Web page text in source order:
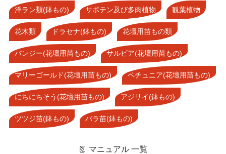
洋ラン類(鉢もの) サボテン及び多肉植物 観葉植物
花木類 ドラセナ(鉢もの) 花壇用苗もの類
パンジー(花壇用苗もの) サルビア(花壇用苗もの)
マリーゴールド(花壇用苗もの) ペチュニア(花壇用苗もの)
にちにちそう(花壇用苗もの) アジサイ(鉢もの)
ツツジ苗(鉢もの) バラ苗(鉢もの)
📗 マニュアル 一覧